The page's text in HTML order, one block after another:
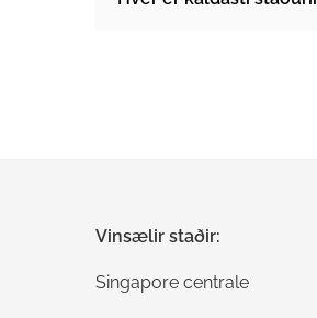
Vinsælir staðir:
Singapore centrale